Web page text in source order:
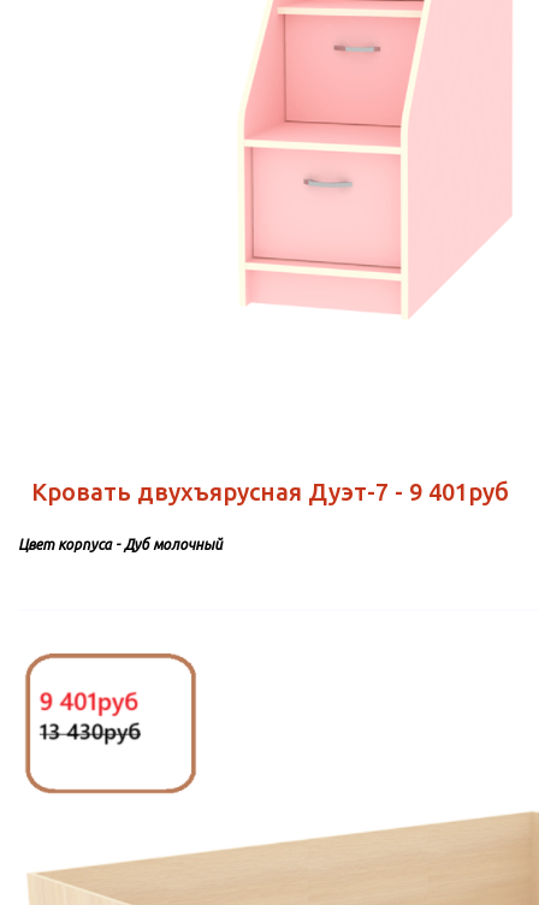
Кровать двухъярусная Дуэт-7 - 9 401руб
Цвет корпуса - Дуб молочный